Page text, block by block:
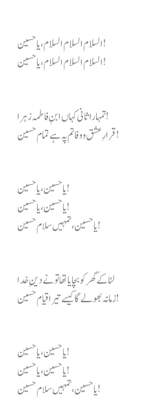
السلام السلام السلام، یا حسین!
السلام السلام السلام، یا حسین!
تمہارا ثانی کہاں ابنِ فاطمہ زہرا!
قرارِ عشق و وفا تم پہ ہے تمام حسین!
یا حسین، یا حسین!
یا حسین، یا حسین!
یا حسین، تمہیں سلام حسین!
لٹا کے گھر کو بچایا تھا تو نے دینِ خدا
زمانہ بھولے گا کیسے تیرا قیام حسین!
یا حسین، یا حسین!
یا حسین، یا حسین!
یا حسین، تمہیں سلام حسین!